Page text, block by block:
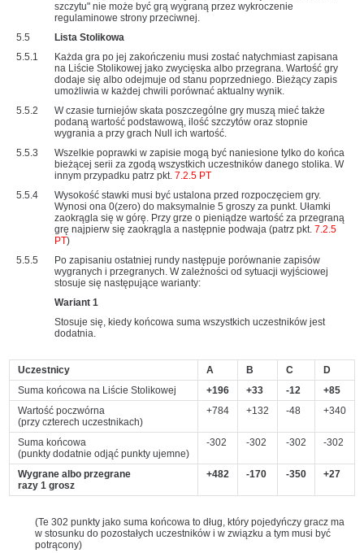
szczytu" nie może być grą wygraną przez wykroczenie
regulaminowe strony przeciwnej.
5.5
Lista Stolikowa
5.5.1
Każda gra po jej zakończeniu musi zostać natychmiast zapisana
na Liście Stolikowej jako zwycięska albo przegrana. Wartość gry
dodaje się albo odejmuje od stanu poprzedniego. Bieżący zapis
umożliwia w każdej chwili porównać aktualny wynik.
5.5.2
W czasie turniejów skata poszczególne gry muszą mieć także
podaną wartość podstawową, ilość szczytów oraz stopnie
wygrania a przy grach Null ich wartość.
5.5.3
Wszelkie poprawki w zapisie mogą być naniesione tylko do końca
bieżącej serii za zgodą wszystkich uczestników danego stolika. W
innym przypadku patrz pkt. 7.2.5 PT
5.5.4
Wysokość stawki musi być ustalona przed rozpoczęciem gry.
Wynosi ona 0(zero) do maksymalnie 5 groszy za punkt. Ułamki
zaokrągla się w górę. Przy grze o pieniądze wartość za przegraną
grę najpierw się zaokrągla a następnie podwaja (patrz pkt. 7.2.5
PT)
5.5.5
Po zapisaniu ostatniej rundy następuje porównanie zapisów
wygranych i przegranych. W zależności od sytuacji wyjściowej
stosuje się następujące warianty:
Wariant 1
Stosuje się, kiedy końcowa suma wszystkich uczestników jest
dodatnia.
Uczestnicy A B C
D
Suma końcowa na Liście Stolikowej
+196 +33 -12
+85
Wartość poczwórna
(przy czterech uczestnikach)
+784 +132 -48 +340
Suma końcowa
(punkty dodatnie odjąć punkty ujemne)
-302 -302 -302 -302
Wygrane albo przegrane
razy 1 grosz
+482 -170 -350 +27
(Te 302 punkty jako suma końcowa to dług, który pojedyńczy gracz ma
w stosunku do pozostałych uczestników i w związku a tym musi być
potrącony)